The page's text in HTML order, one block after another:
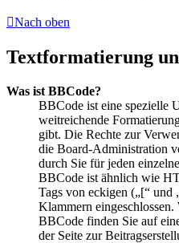
Nach oben
Textformatierung
Was ist BBCode?
BBCode ist eine spezielle
weitreichende
gibt. Die Rechte zur
die Board-Administration
durch Sie für jeden
BBCode ist ähnlich wie
Tags von eckigen („[“ und
Klammern
BBCode finden Sie auf
der Seite zur